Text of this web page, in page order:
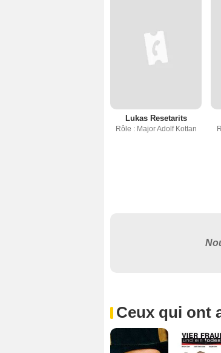
Lukas Resetarits
Rôle : Major Adolf Kottan
Ceux qui ont